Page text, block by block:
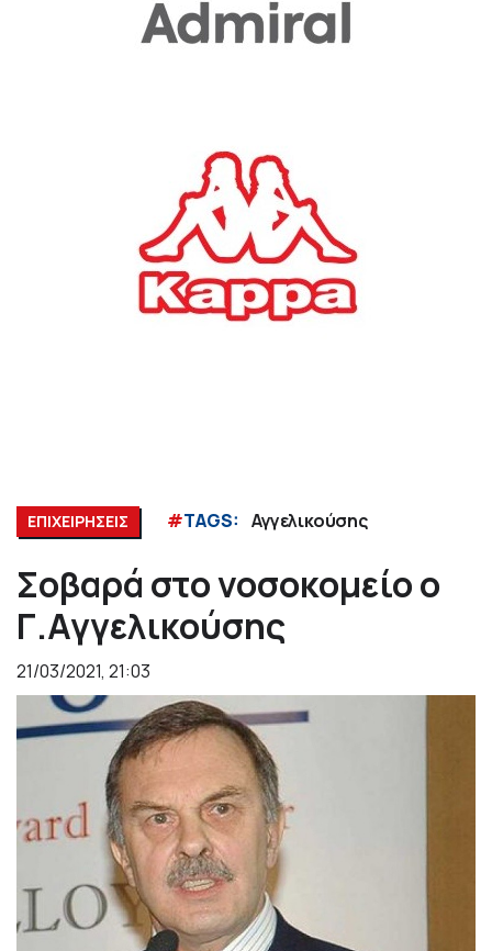
ΕΠΙΧΕΙΡΗΣΕΙΣ #TAGS: Αγγελικούσης
Σοβαρά στο νοσοκομείο ο
Γ.Αγγελικούσης
21/03/2021, 21:03